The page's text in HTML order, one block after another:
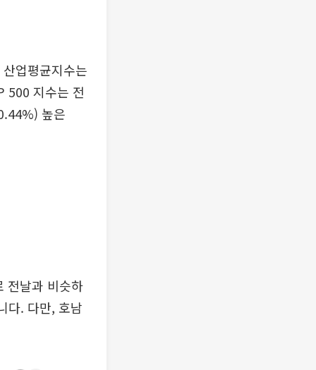
업평균지수는
500 지수는 전
높은
전날과 비슷하
다. 다만, 호남